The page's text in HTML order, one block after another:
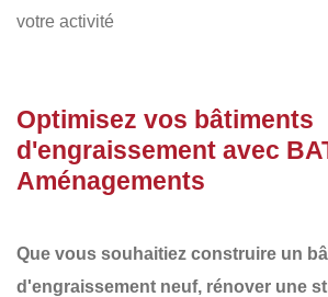
votre activité
Optimisez vos bâtiments
d'engraissement avec
Aménagements
Que vous souhaitiez construire un
d'engraissement neuf, rénover une